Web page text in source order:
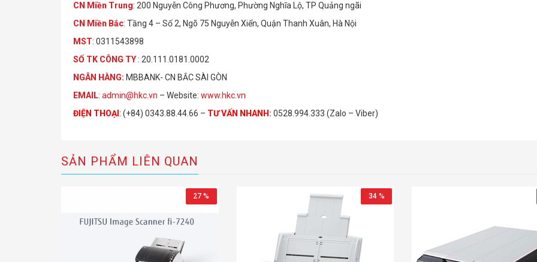
CN Miền Trung: 200 Nguyễn Công Phương, Phường Nghĩa Lộ, TP Quảng ngãi
CN Miền Bắc: Tầng 4 – Số 2, Ngõ 75 Nguyễn Xiển, Quận Thanh Xuân, Hà Nội
MST: 0311543898
SỐ TK CÔ NG TY : 20.111.0181.0002
NGÂN HÀNG: MBBANK- CN BẮC SÀI GÒN
EMAIL: admin@hkc.vn – Website: www.hkc.vn
ĐIỆN THOẠI : (+84) 0343.88.44.66 – TƯ VẤN NHANH : 0528.994.333 (Zalo – Viber)
SẢN PHẨM LIÊN QUAN
27 % 34 %